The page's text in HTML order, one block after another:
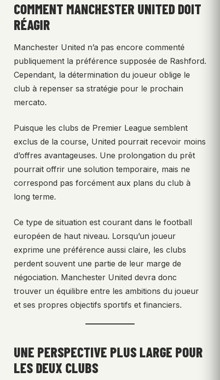
COMMENT MANCHESTER UNITED DOIT
RÉAGIR
Manchester United n’a pas encore commenté
publiquement la préférence supposée de Rashford.
Cependant, la détermination du joueur oblige le
club à repenser sa stratégie pour le prochain
mercato.
Puisque les clubs de Premier League semblent
exclus de la course, United pourrait recevoir moins
d’offres avantageuses. Une prolongation du prêt
pourrait offrir une solution temporaire, mais ne
correspond pas forcément aux plans du club à
long terme.
Ce type de situation est courant dans le football
européen de haut niveau. Lorsqu’un joueur
exprime une préférence aussi claire, les clubs
perdent souvent une partie de leur marge de
négociation. Manchester United devra donc
trouver un équilibre entre les ambitions du joueur
et ses propres objectifs sportifs et financiers.
UNE PERSPECTIVE PLUS LARGE POUR
LES DEUX CLUBS